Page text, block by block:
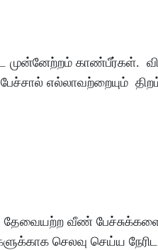
முன்னேற்றம் காண்பீர்கள்.
பேச்சால் எல்லாவற்றையும்
தேவையற்ற வீண்
செலவு செய்ய